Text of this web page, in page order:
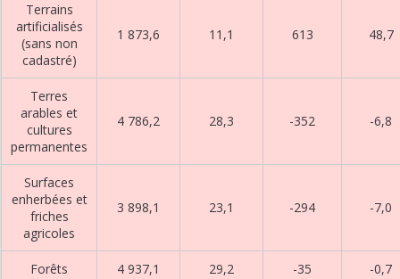
Terrains
artificialisés
(sans non
cadastré)
1 873,6 11,1 613 48,7
Terres
arables et
cultures
permanentes
4 786,2 28,3 -352 -6,8
Surfaces
enherbées et
friches
agricoles
3 898,1 23,1 -294 -7,0
Forêts 4 937,1 29,2 -35 -0,7